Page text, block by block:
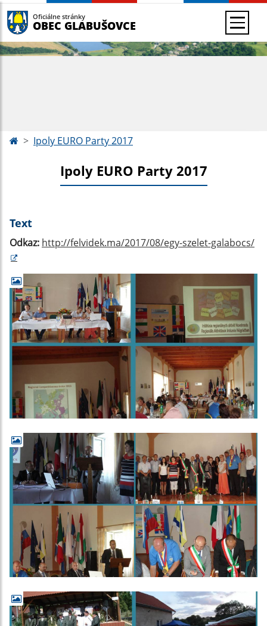
Oficiálne stránky
OBEC GLABUŠOVCE
Ipoly EURO Party 2017
Ipoly EURO Party 2017
Text
Odkaz: http://felvidek.ma/2017/08/egy-szelet-galabocs/